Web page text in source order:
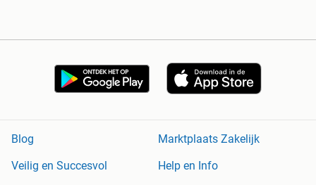
Blog
Marktplaats Zakelijk
Veilig en Succesvol
Help en Info